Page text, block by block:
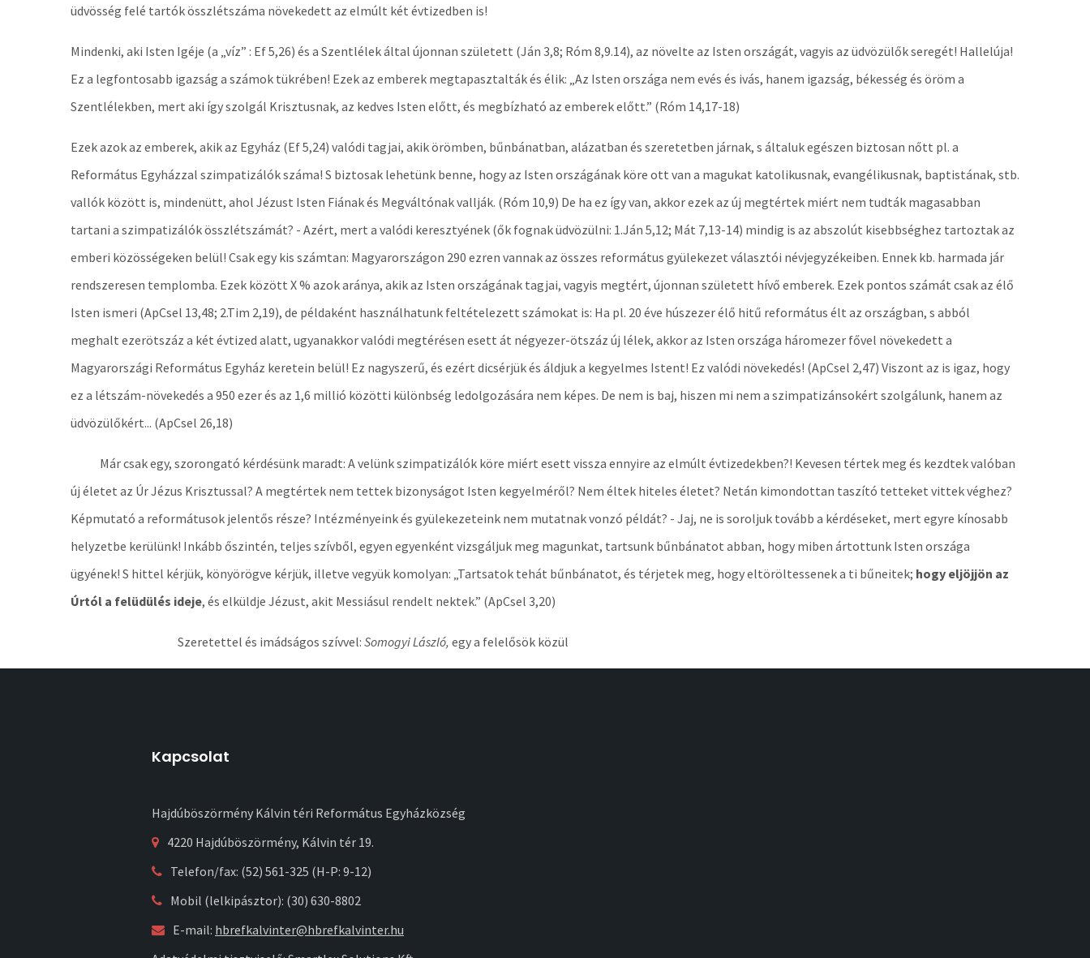
üdvösség felé tartók összlétszáma növekedett az elmúlt két évtizedben is!
Mindenki, aki Isten Igéje (a „víz” : Ef 5,26) és a Szentlélek által újonnan született (Ján 3,8; Róm 8,9.14), az növelte az Isten országát, vagyis az üdvözülők seregét! Hallelúja!
Ez a legfontosabb igazság a számok tükrében! Ezek az emberek megtapasztalták és élik: „Az Isten országa nem evés és ivás, hanem igazság, békesség és öröm a
Szentlélekben, mert aki így szolgál Krisztusnak, az kedves Isten előtt, és megbízható az emberek előtt.” (Róm 14,17-18)
Ezek azok az emberek, akik az Egyház (Ef 5,24) valódi tagjai, akik örömben, bűnbánatban, alázatban és szeretetben járnak, s általuk egészen biztosan nőtt pl. a
Református Egyházzal szimpatizálók száma! S biztosak lehetünk benne, hogy az Isten országának köre ott van a magukat katolikusnak, evangélikusnak, baptistának, stb.
vallók között is, mindenütt, ahol Jézust Isten Fiának és Megváltónak vallják. (Róm 10,9) De ha ez így van, akkor ezek az új megtértek miért nem tudták magasabban
tartani a szimpatizálók összlétszámát? - Azért, mert a valódi keresztyének (ők fognak üdvözülni: 1.Ján 5,12; Mát 7,13-14) mindig is az abszolút kisebbséghez tartoztak az
emberi közösségeken belül! Csak egy kis számtan: Magyarországon 290 ezren vannak az összes református gyülekezet választói névjegyzékeiben. Ennek kb. harmada jár
rendszeresen templomba. Ezek között X % azok aránya, akik az Isten országának tagjai, vagyis megtért, újonnan született hívő emberek. Ezek pontos számát csak az élő
Isten ismeri (ApCsel 13,48; 2.Tim 2,19), de példaként használhatunk feltételezett számokat is: Ha pl. 20 éve húszezer élő hitű református élt az országban, s abból
meghalt ezerötszáz a két évtized alatt, ugyanakkor valódi megtérésen esett át négyezer-ötszáz új lélek, akkor az Isten országa háromezer fővel növekedett a
Magyarországi Református Egyház keretein belül! Ez nagyszerű, és ezért dicsérjük és áldjuk a kegyelmes Istent! Ez valódi növekedés! (ApCsel 2,47) Viszont az is igaz, hogy
ez a létszám-növekedés a 950 ezer és az 1,6 millió közötti különbség ledolgozására nem képes. De nem is baj, hiszen mi nem a szimpatizánsokért szolgálunk, hanem az
üdvözülőkért... (ApCsel 26,18)
Már csak egy, szorongató kérdésünk maradt: A velünk szimpatizálók köre miért esett vissza ennyire az elmúlt évtizedekben?! Kevesen tértek meg és kezdtek valóban
új életet az Úr Jézus Krisztussal? A megtértek nem tettek bizonyságot Isten kegyelméről? Nem éltek hiteles életet? Netán kimondottan taszító tetteket vittek véghez?
Képmutató a reformátusok jelentős része? Intézményeink és gyülekezeteink nem mutatnak vonzó példát? - Jaj, ne is soroljuk tovább a kérdéseket, mert egyre kínosabb
helyzetbe kerülünk! Inkább őszintén, teljes szívből, egyen egyenként vizsgáljuk meg magunkat, tartsunk bűnbánatot abban, hogy miben ártottunk Isten országa
ügyének! S hittel kérjük, könyörögve kérjük, illetve vegyük komolyan: „Tartsatok tehát bűnbánatot, és térjetek meg, hogy eltöröltessenek a ti bűneitek; hogy eljöjjön az
Úrtól a felüdülés ideje, és elküldje Jézust, akit Messiásul rendelt nektek.” (ApCsel 3,20)
Szeretettel és imádságos szívvel: Somogyi László, egy a felelősök közül
Kapcsolat
Hajdúböszörmény Kálvin téri Református Egyházközség
4220 Hajdúböszörmény, Kálvin tér 19.
Telefon/fax: (52) 561-325 (H-P: 9-12)
Mobil (lelkipásztor): (30) 630-8802
E-mail: hbrefkalvinter@hbrefkalvinter.hu